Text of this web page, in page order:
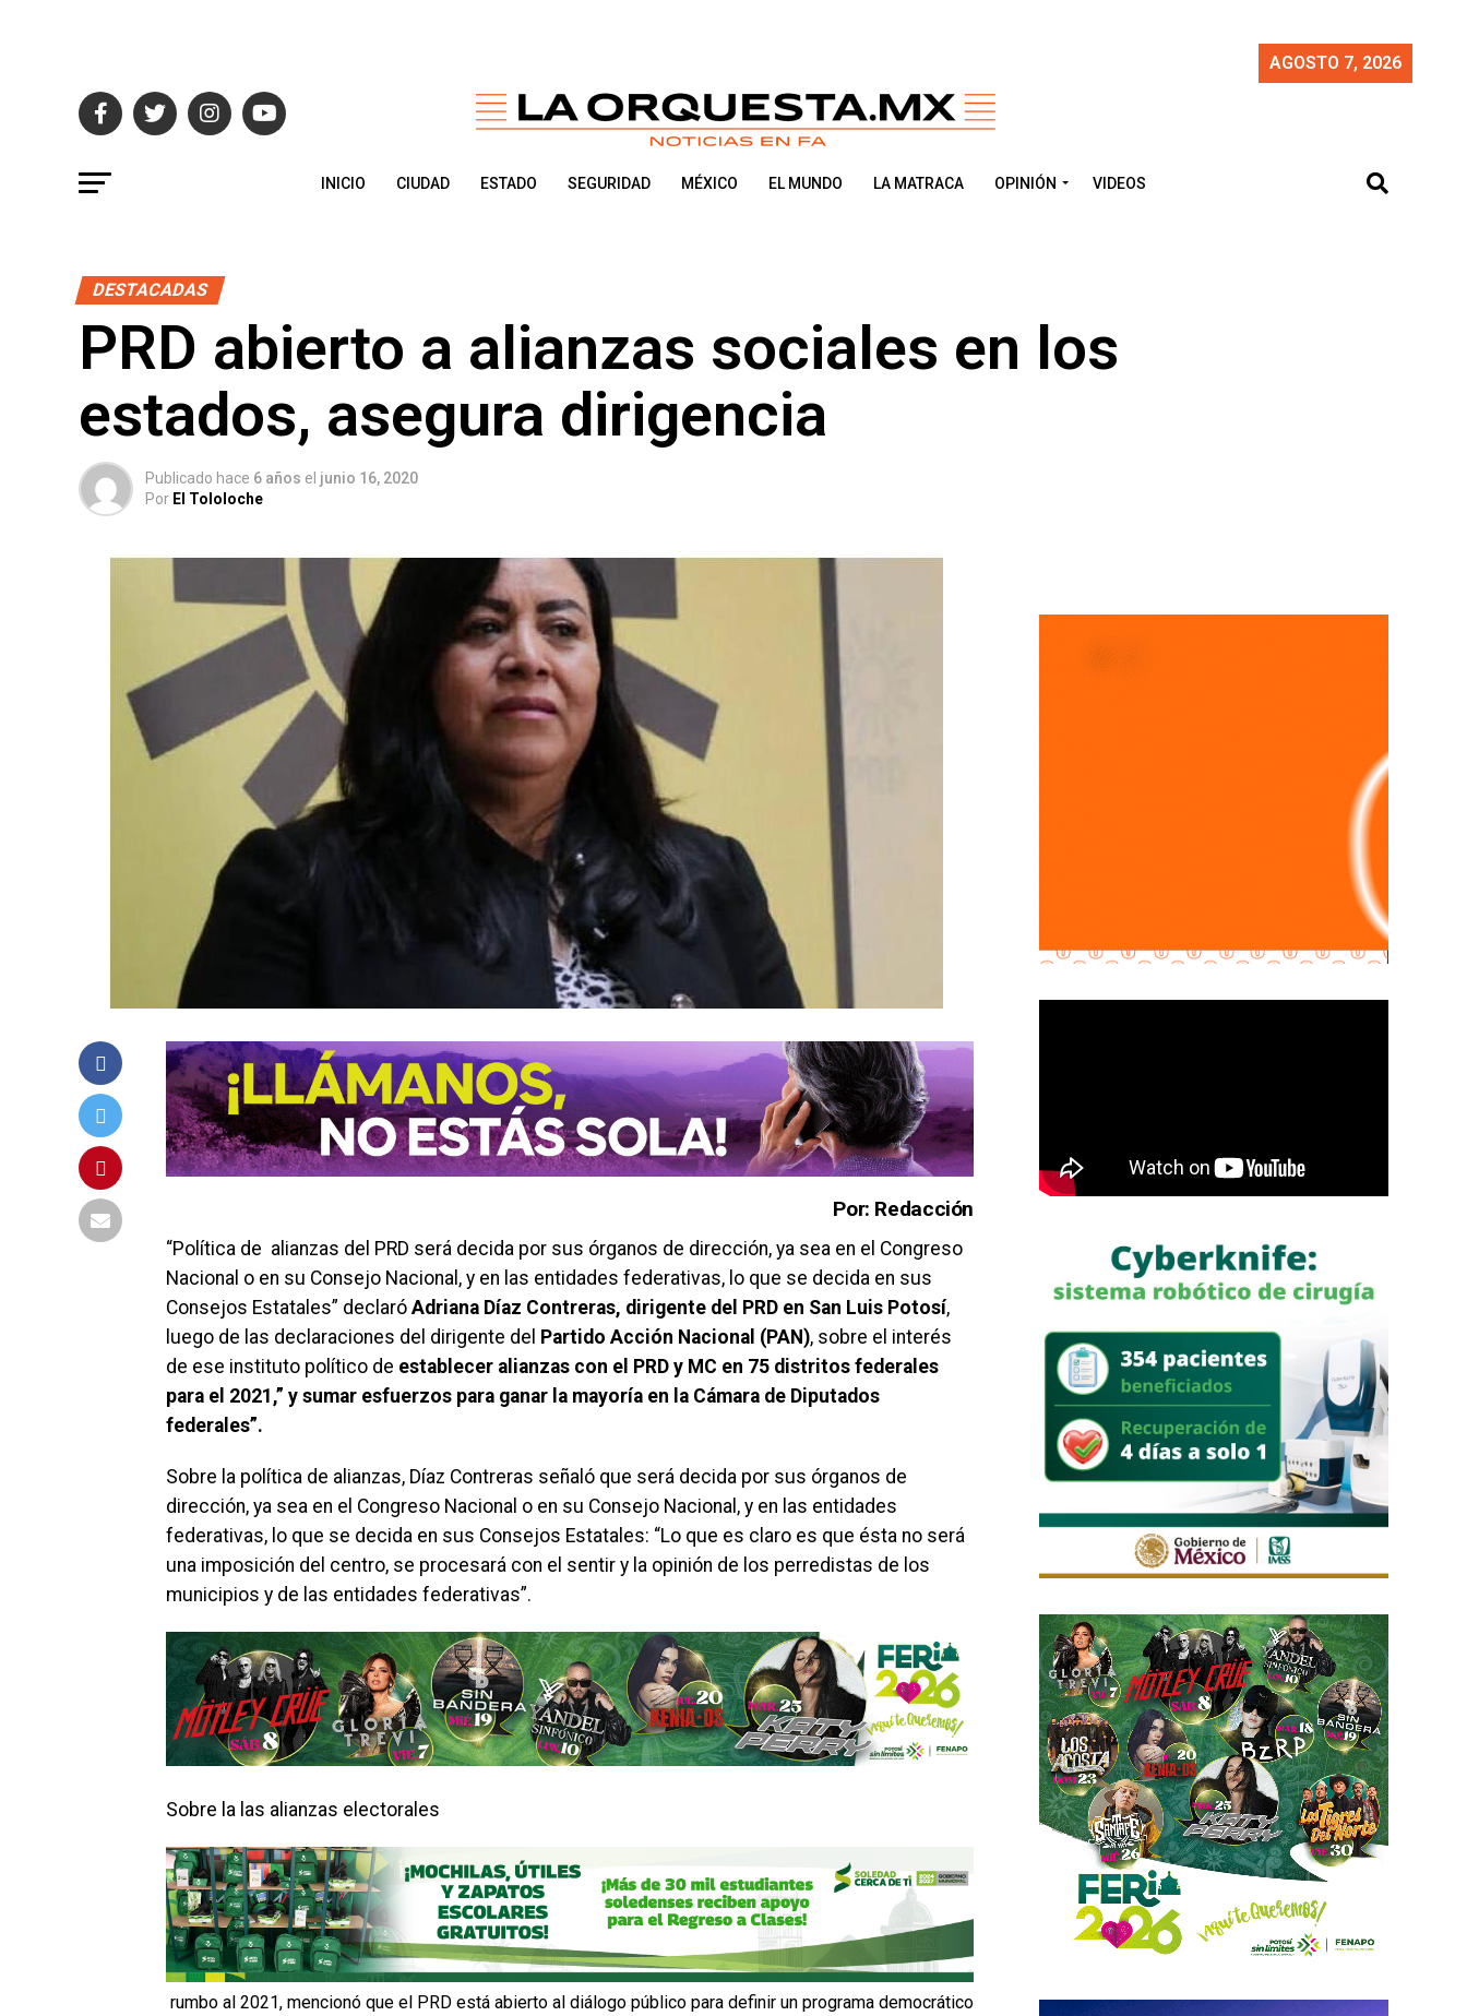
AGOSTO 7, 2026
INICIO CIUDAD ESTADO SEGURIDAD MÉXICO EL MUNDO LA MATRACA OPINIÓN VIDEOS
DESTACADAS
PRD abierto a alianzas sociales en los
estados, asegura dirigencia
Publicado hace 6 años el junio 16, 2020
Por El Tololoche
Por: Redacción
“Política de alianzas del PRD será decida por sus órganos de dirección, ya sea en el Congreso
Nacional o en su Consejo Nacional, y en las entidades federativas, lo que se decida en sus
Consejos Estatales” declaró Adriana Díaz Contreras, dirigente del PRD en San Luis Potosí,
luego de las declaraciones del dirigente del Partido Acción Nacional (PAN), sobre el interés
de ese instituto político de establecer alianzas con el PRD y MC en 75 distritos federales
para el 2021,” y sumar esfuerzos para ganar la mayoría en la Cámara de Diputados
federales”.
Sobre la política de alianzas, Díaz Contreras señaló que será decida por sus órganos de
dirección, ya sea en el Congreso Nacional o en su Consejo Nacional, y en las entidades
federativas, lo que se decida en sus Consejos Estatales: “Lo que es claro es que ésta no será
una imposición del centro, se procesará con el sentir y la opinión de los perredistas de los
municipios y de las entidades federativas”.
Sobre la las alianzas electorales
rumbo al 2021, mencionó que el PRD está abierto al diálogo público para definir un programa democrático